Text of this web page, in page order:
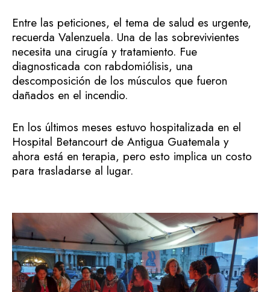
Entre las peticiones, el tema de salud es urgente,
recuerda Valenzuela. Una de las sobrevivientes
necesita una cirugía y tratamiento. Fue
diagnosticada con rabdomiólisis, una
descomposición de los músculos que fueron
dañados en el incendio.
En los últimos meses estuvo hospitalizada en el
Hospital Betancourt de Antigua Guatemala y
ahora está en terapia, pero esto implica un costo
para trasladarse al lugar.